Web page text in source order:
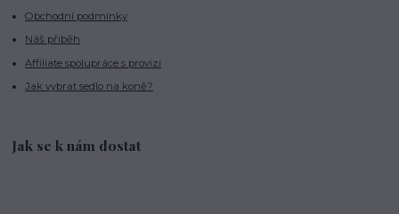
Obchodní podmínky
Náš příběh
Affiliate spolupráce s provizí
Jak vybrat sedlo na koně?
Jak se k nám dostat